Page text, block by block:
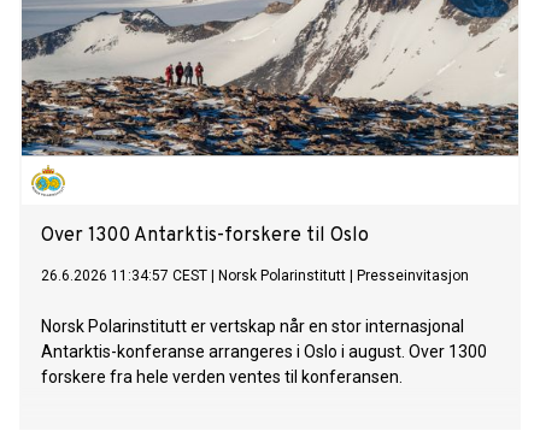
Over 1300 Antarktis-forskere til Oslo
26.6.2026 11:34:57 CEST Norsk Polarinstitutt Presseinvitasjon
Norsk Polarinstitutt er vertskap når en stor internasjonal
Antarktis-konferanse arrangeres i Oslo i august. Over 1300
forskere fra hele verden ventes til konferansen.